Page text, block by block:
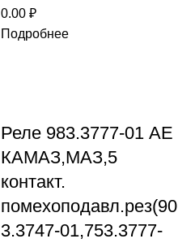
0.00 ₽
Подробнее
Реле 983.3777-01 АЕ
КАМАЗ,МАЗ,5
контакт.
помехоподавл.рез(90
3.3747-01,753.3777-